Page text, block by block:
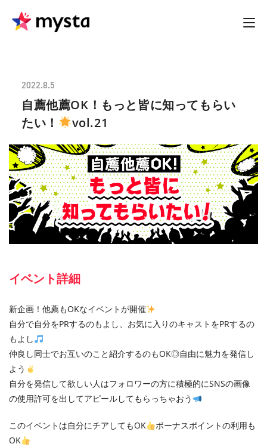
2022.8.5
自薦他薦OK！もっと皆に知ってもらい
たい！
vol.21
イベント詳細
新企画！他薦もOKなイベントが開催
自分で自分をPRするのもよし、お気に入りのキャストをPRするの
もよし
仲良し同士でお互いのこと紹介するのもOK◎自由に魅力を発信し
よう
自分を発信して欲しい人はフォロワーの方に積極的にSNSの画像
の使用許可を出してアピールしてもらっちゃおう
このイベントは自分にチアしてもOK
ボーナスポイントの利用も
OK